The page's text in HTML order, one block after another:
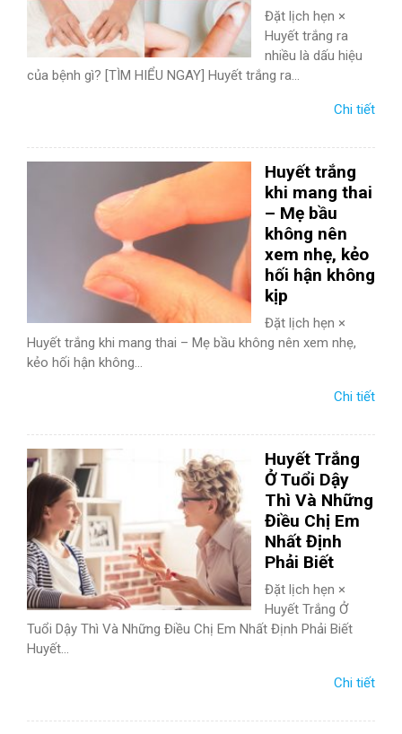
Đặt lịch hẹn ×
Huyết trắng ra
nhiều là dấu hiệu
của bệnh gì? [TÌM HIỂU NGAY] Huyết trắng ra...
Chi tiết
Huyết trắng
khi mang thai
– Mẹ bầu
không nên
xem nhẹ, kẻo
hối hận không
kịp
Đặt lịch hẹn ×
Huyết trắng khi mang thai – Mẹ bầu không nên xem nhẹ,
kẻo hối hận không...
Chi tiết
Huyết Trắng
Ở Tuổi Dậy
Thì Và Những
Điều Chị Em
Nhất Định
Phải Biết
Đặt lịch hẹn ×
Huyết Trắng Ở
Tuổi Dậy Thì Và Những Điều Chị Em Nhất Định Phải Biết
Huyết...
Chi tiết